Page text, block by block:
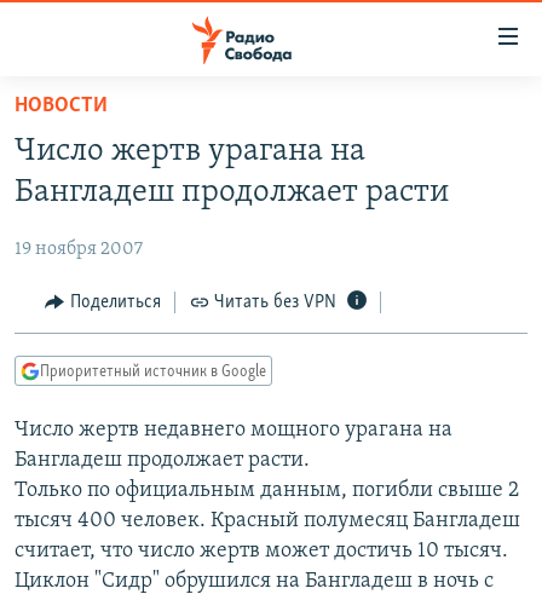
упрощенного
доступа
Вернуться
основному
Вернутся
главной
навигации
Вернутся
поиску
АВТОРСКИЕ ПРОЕКТЫ
ЦИТАТЫ СВОБОДЫ
МНЕНИЯ
IDEL.РЕАЛИИ
КАВКАЗ.РЕАЛИИ
СЕВЕР.РЕАЛИИ
СИБИРЬ.РЕАЛИИ
РАСПИСАНИЕ ВЕЩАНИЯ
НОВОСТИ
Число жертв урагана на
Бангладеш продолжает расти
19 ноября 2007
Поделиться Читать без VPN
Приоритетный источник в Google
Число жертв недавнего мощного урагана на
Бангладеш продолжает расти.
Только по официальным данным, погибли свыше 2
тысяч 400 человек. Красный полумесяц Бангладеш
считает, что число жертв может достичь 10 тысяч.
Циклон "Сидр" обрушился на Бангладеш в ночь с